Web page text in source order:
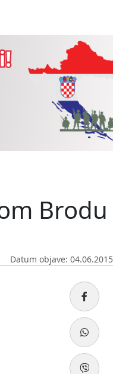
Brodu
Datum objave: